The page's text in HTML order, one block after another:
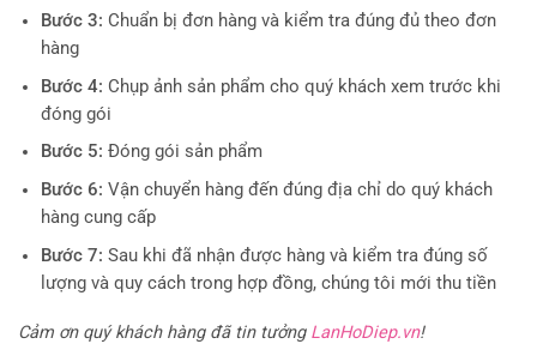
Bước 3: Chuẩn bị đơn hàng và kiểm tra đúng đủ theo đơn
hàng
Bước 4: Chụp ảnh sản phẩm cho quý khách xem trước khi
đóng gói
Bước 5: Đóng gói sản phẩm
Bước 6: Vận chuyển hàng đến đúng địa chỉ do quý khách
hàng cung cấp
Bước 7: Sau khi đã nhận được hàng và kiểm tra đúng số
lượng và quy cách trong hợp đồng, chúng tôi mới thu tiền
Cảm ơn quý khách hàng đã tin tưởng LanHoDiep.vn!